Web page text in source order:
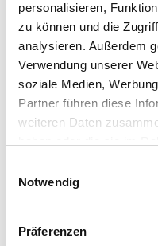
personalisieren,
zu können und die
analysieren. Außerdem
Verwendung unserer
soziale Medien,
Partner führen diese
weiteren Daten
Notwendig
Präferenzen
Körnung
Umrechnungsfaktoren